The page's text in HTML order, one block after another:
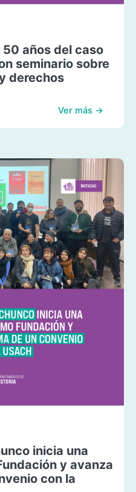
50 años del caso
seminario sobre
derechos
Ver más →
inicia una
y avanza
con la